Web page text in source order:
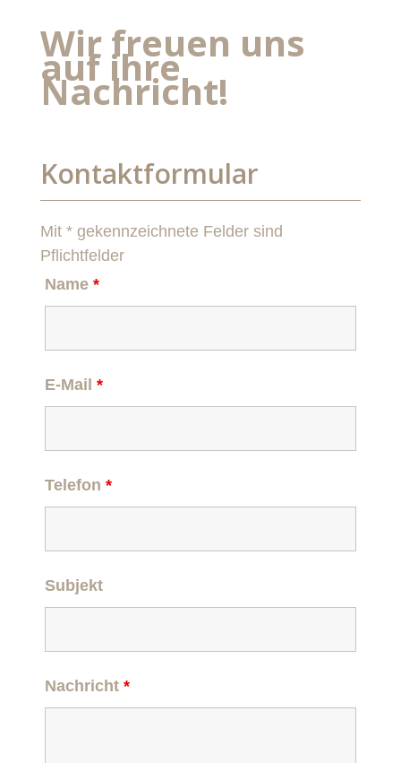
Wir freuen uns
auf ihre
Nachricht!
Kontaktformular
Mit * gekennzeichnete Felder sind
Pflichtfelder
Name *
E-Mail *
Telefon *
Subjekt
Nachricht *